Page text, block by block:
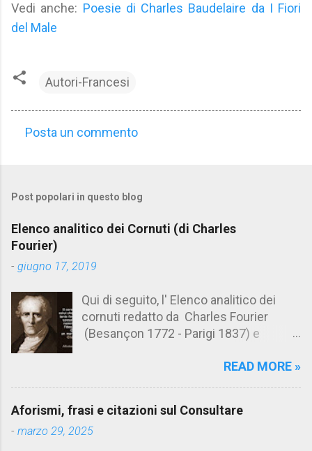
Vedi anche: Poesie di Charles Baudelaire da I Fiori
del Male
Autori-Francesi
m
e
n
t
Posta un commento
Post popolari in questo blog
Elenco analitico dei Cornuti (di Charles
Fourier)
- giugno 17, 2019
Qui di seguito, l' Elenco analitico dei
cornuti redatto da Charles Fourier
(Besançon 1772 - Parigi 1837) e
Aforismario trovi anche una raccolta di
cornuto pretenzioso: colui che ritiene
sua moglie tanto fortunata, per averlo
READ MORE »
Aforismi, frasi e citazioni sul Consultare
- marzo 29, 2025